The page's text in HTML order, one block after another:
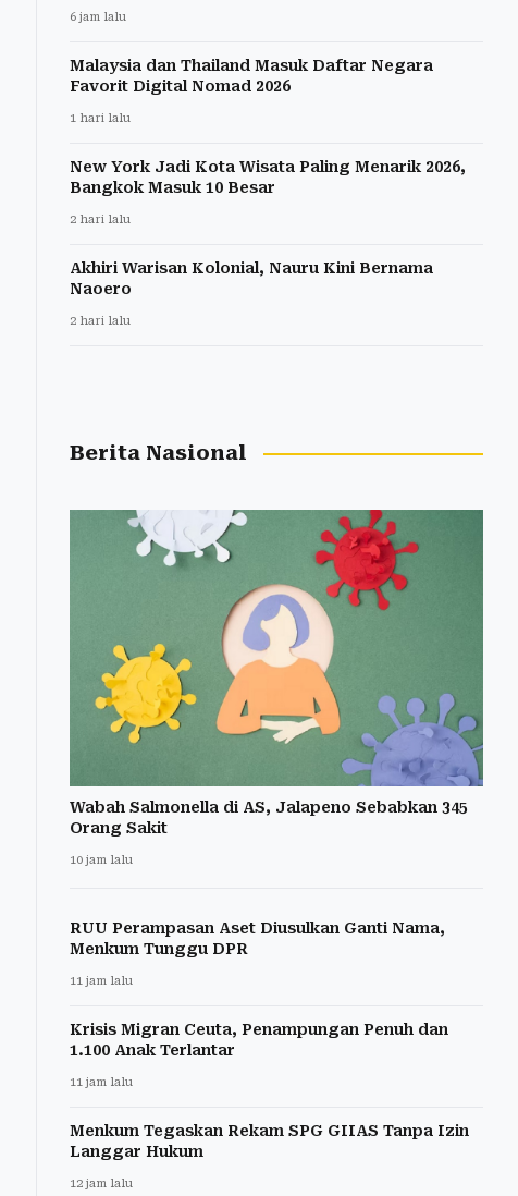
6 jam lalu
Malaysia dan Thailand Masuk Daftar Negara
Favorit Digital Nomad 2026
1 hari lalu
New York Jadi Kota Wisata Paling Menarik 2026,
Bangkok Masuk 10 Besar
2 hari lalu
Akhiri Warisan Kolonial, Nauru Kini Bernama
Naoero
2 hari lalu
Berita Nasional
Wabah Salmonella di AS, Jalapeno Sebabkan 345
Orang Sakit
10 jam lalu
RUU Perampasan Aset Diusulkan Ganti Nama,
Menkum Tunggu DPR
11 jam lalu
Krisis Migran Ceuta, Penampungan Penuh dan
1.100 Anak Terlantar
11 jam lalu
Menkum Tegaskan Rekam SPG GIIAS Tanpa Izin
Langgar Hukum
12 jam lalu